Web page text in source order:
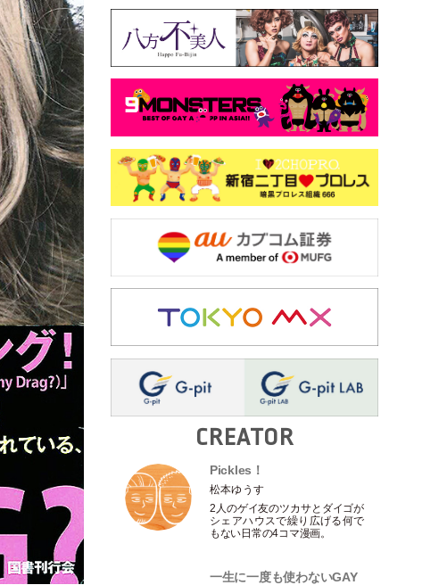
CREATOR
Pickles！
松本ゆうす
2人のゲイ友のツカサとダイゴが
シェアハウスで繰り広げる何で
もない日常の4コマ漫画。
一生に一度も使わないGAY